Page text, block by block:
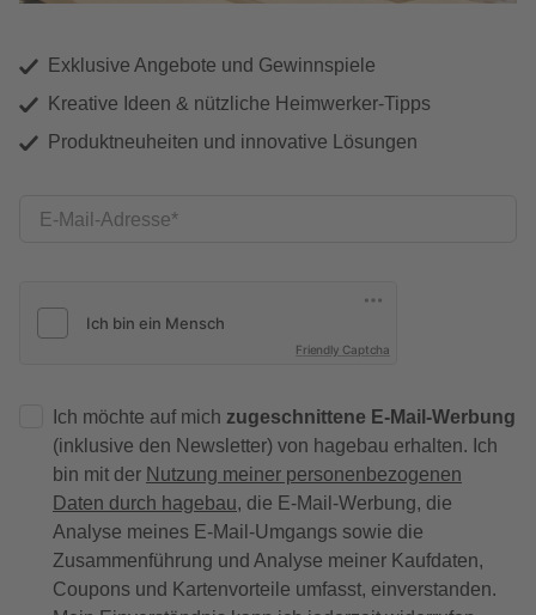
Exklusive Angebote und Gewinnspiele
Kreative Ideen & nützliche Heimwerker-Tipps
Produktneuheiten und innovative Lösungen
E-Mail-Adresse
Friendly Captcha
Ich möchte auf mich zugeschnittene E-Mail-Werbung
(inklusive den Newsletter) von hagebau erhalten. Ich
bin mit der Nutzung meiner personenbezogenen
Daten durch hagebau, die E-Mail-Werbung, die
Analyse meines E-Mail-Umgangs sowie die
Zusammenführung und Analyse meiner Kaufdaten,
Coupons und Kartenvorteile umfasst, einverstanden.